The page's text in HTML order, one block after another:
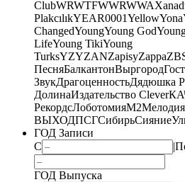
ClubWRWTFWWRWWA
PlakcılıkYEAR0001YellowYona
ChangedYoungYoung God
LifeYoung TikiYoung
TurksYZYZANZapisyZappa
ПесняБалкантонВыргородГост
ЗвукДрагоценностьДядюшка
ДолинаИздательство Clever
РекордсЛоботомияМ2Мелодия
ВЫХОДПСГСибирьСияние
ГОД Записи
С
|
ГОД Выпуска